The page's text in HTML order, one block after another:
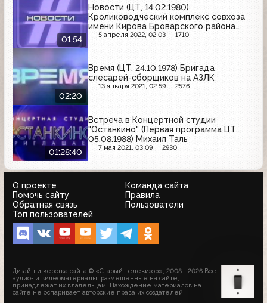
01:54
Новости (ЦТ, 14.02.1980)
Кролиководческий комплекс совхоза
имени Кирова Броварского района
Киевской области
5 апреля 2022, 02:03 1710
02:20
Время (ЦТ, 24.10.1978) Бригада
слесарей-сборщиков на АЗЛК
13 января 2021, 02:59 2576
01:28:40
Встреча в Концертной студии
"Останкино" (Первая программа ЦТ,
05.08.1988) Михаил Таль
7 мая 2021, 03:09 2930
О проекте
Команда сайта
Помочь сайту
Правила
Обратная связь
Пользователи
Топ пользователей
Дизайн и верстка сайта © «Старый телевизор»; 2008 - 2026 Все
аудио- и видеоматериалы, размещённые на сайте,
принадлежат их владельцам. Нахождение материалов на
сайте не оспаривает авторские права их создателей.